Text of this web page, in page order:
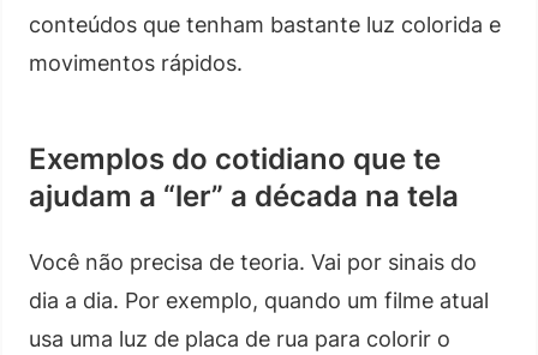
conteúdos que tenham bastante luz colorida e
movimentos rápidos.
Exemplos do cotidiano que te
ajudam a “ler” a década na tela
Você não precisa de teoria. Vai por sinais do
dia a dia. Por exemplo, quando um filme atual
usa uma luz de placa de rua para colorir o